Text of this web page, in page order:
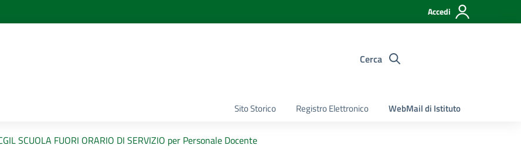
Accedi
Cerca
Sito Storico Registro Elettronico WebMail di Istituto
SCUOLA FUORI ORARIO DI SERVIZIO per Personale Docente